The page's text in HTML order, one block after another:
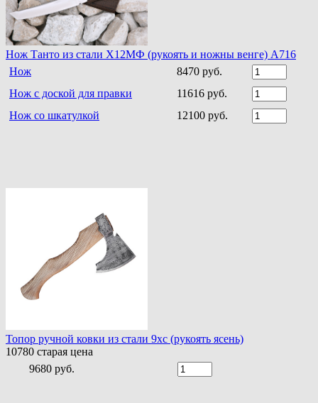
Нож Танто из стали Х12МФ (рукоять и ножны венге) A716
Нож
8470 руб.
Нож с доской для правки
11616 руб.
Нож со шкатулкой
12100 руб.
Топор ручной ковки из стали 9хс (рукоять ясень)
10780 старая цена
9680 руб.